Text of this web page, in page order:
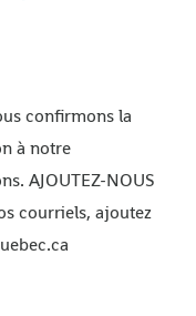
confirmons la
à notre
AJOUTEZ-NOUS
courriels, ajoutez